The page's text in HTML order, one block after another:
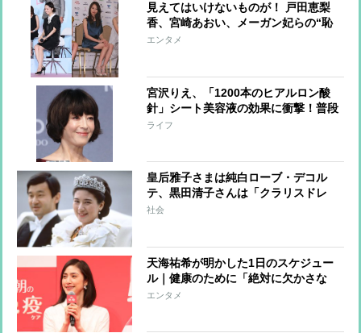
見えてはいけないものが！ 戸田恵梨
香、宮崎あおい、メーガン妃らの“恥
ずかしい”写真
エンタメ
宮沢りえ、「1200本のヒアルロン酸
針」シート美容液の効果に衝撃！普段
の美容法も明かす
ライフ
皇后雅子さまは純白ローブ・デコル
テ、黒田清子さんは「クラリスドレ
ス」と話題に 女性皇族の華麗な
社会
天海祐希が明かした1日のスケジュー
ル｜健康のために「絶対に欠かさな
い」習慣とは？
エンタメ